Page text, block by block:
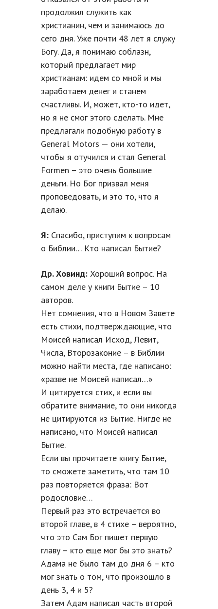
продолжил служить как
христианин, чем и занимаюсь до
сего дня. Уже почти 48 лет я служу
Богу. Да, я понимаю соблазн,
который предлагает мир
христианам: идем со мной и мы
заработаем денег и станем
счастливы. И, может, кто-то идет,
но я не смог этого сделать. Мне
предлагали подобную работу в
General Motors — они хотели,
чтобы я отучился и стал General
Formen – это очень большие
деньги. Но Бог призвал меня
проповедовать, и это то, что я
делаю.
Я: Спасибо, приступим к вопросам
о Библии… Кто написал Бытие?
Др. Ховинд: Хороший вопрос. На
самом деле у книги Бытие – 10
авторов.
Нет сомнения, что в Новом Завете
есть стихи, подтверждающие, что
Моисей написал Исход, Левит,
Числа, Второзаконие – в Библии
можно найти места, где написано:
«разве не Моисей написал…»
И цитируется стих, и если вы
обратите внимание, то они никогда
не цитируются из Бытие. Нигде не
написано, что Моисей написал
Бытие.
Если вы прочитаете книгу Бытие,
то сможете заметить, что там 10
раз повторяется фраза: Вот
родословие…
Первый раз это встречается во
второй главе, в 4 стихе – вероятно,
что это Сам Бог пишет первую
главу – кто еще мог бы это знать?
Адама не было там до дня 6 – кто
мог знать о том, что произошло в
день 3, 4 и 5?
Затем Адам написал часть второй